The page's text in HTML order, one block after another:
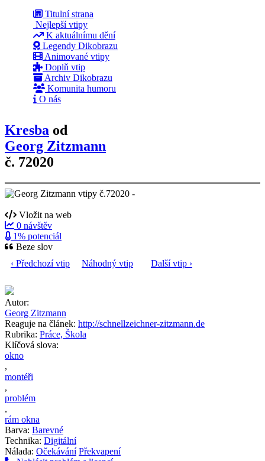
Titulní strana
Nejlepší vtipy
K aktuálnímu dění
Legendy Dikobrazu
Animované vtipy
Doplň vtip
Archiv Dikobrazu
Komunita humoru
O nás
Kresba od
Georg Zitzmann
č. 72020
Vložit na web
0 návštěv
1% potenciál
Beze slov
‹ Předchozí vtip
Náhodný vtip Další vtip ›
Autor:
Georg Zitzmann
Reaguje na článek: http://schnellzeichner-zitzmann.de
Rubrika: Práce, Škola
Klíčová slova:
okno
,
montéři
,
problém
,
rám okna
Barva: Barevné
Technika: Digitální
Nálada: Očekávání Překvapení